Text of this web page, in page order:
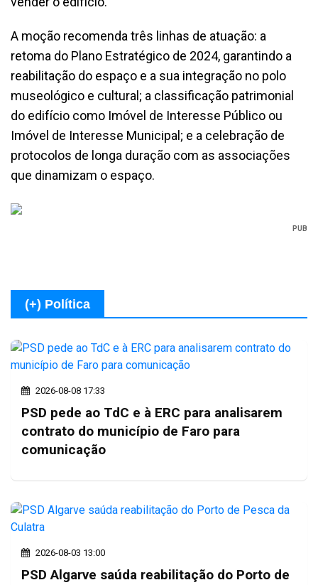
A moção recomenda três linhas de atuação: a
retoma do Plano Estratégico de 2024, garantindo a
reabilitação do espaço e a sua integração no polo
museológico e cultural; a classificação patrimonial
do edifício como Imóvel de Interesse Público ou
Imóvel de Interesse Municipal; e a celebração de
protocolos de longa duração com as associações
que dinamizam o espaço.
PUB
(+) Política
2026-08-08 17:33
PSD pede ao TdC e à ERC para analisarem
contrato do município de Faro para
comunicação
2026-08-03 13:00
PSD Algarve saúda reabilitação do Porto de